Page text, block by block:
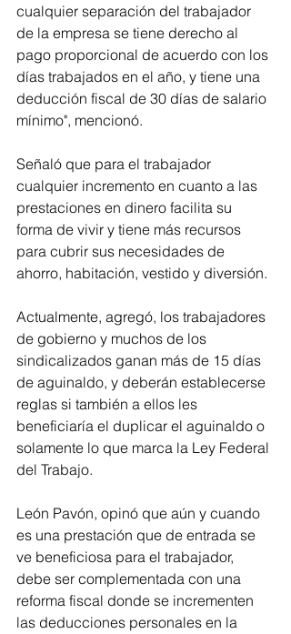
cualquier separación del trabajador
de la empresa se tiene derecho al
pago proporcional de acuerdo con los
días trabajados en el año, y tiene una
deducción fiscal de 30 días de salario
mínimo", mencionó.
Señaló que para el trabajador
cualquier incremento en cuanto a las
prestaciones en dinero facilita su
forma de vivir y tiene más recursos
para cubrir sus necesidades de
ahorro, habitación, vestido y diversión.
Actualmente, agregó, los trabajadores
de gobierno y muchos de los
sindicalizados ganan más de 15 días
de aguinaldo, y deberán establecerse
reglas si también a ellos les
beneficiaría el duplicar el aguinaldo o
solamente lo que marca la Ley Federal
del Trabajo.
León Pavón, opinó que aún y cuando
es una prestación que de entrada se
ve beneficiosa para el trabajador,
debe ser complementada con una
reforma fiscal donde se incrementen
las deducciones personales en la